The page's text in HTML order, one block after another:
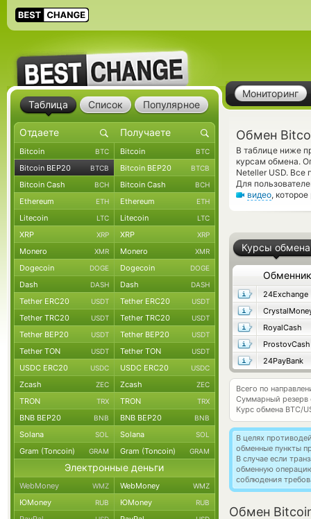
Мониторинг
Обмен
В таблице ниже
курсам обмена.
Neteller USD.
Для
видео,
Курсы обмена
Обменник
24Exchange
RoyalCash
ProstovCash
24PayBank
Всего по
Суммарный резерв
Курс обмена BTC/
В целях
обменные пункты
В случае если
обменную
соблюдения
Обмен
Таблица Список Популярное
Bitcoin BTC Bitcoin BTC
Bitcoin BEP20 BTCB Bitcoin BEP20 BTCB
Bitcoin Cash BCH Bitcoin Cash BCH
Ethereum ETH Ethereum ETH
Litecoin LTC Litecoin LTC
XRP XRP XRP XRP
Monero XMR Monero XMR
Dogecoin DOGE Dogecoin DOGE
Dash DASH Dash DASH
Tether ERC20 USDT Tether ERC20 USDT
Tether TRC20 USDT Tether TRC20 USDT
Tether BEP20 USDT Tether BEP20 USDT
Tether TON USDT Tether TON USDT
USDC ERC20 USDC USDC ERC20 USDC
Zcash ZEC Zcash ZEC
TRON TRX TRON TRX
BNB BEP20 BNB BNB BEP20 BNB
Solana SOL Solana SOL
Gram (Toncoin) GRAM Gram (Toncoin) GRAM
Электронные деньги
WebMoney WMZ WebMoney WMZ
ЮMoney RUB ЮMoney RUB